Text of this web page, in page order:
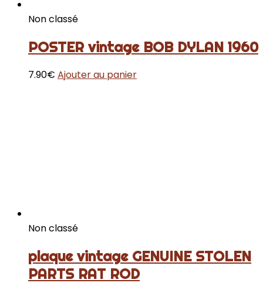
Non classé
POSTER vintage BOB DYLAN 1960
7.90€ Ajouter au panier
Non classé
plaque vintage GENUINE STOLEN
PARTS RAT ROD